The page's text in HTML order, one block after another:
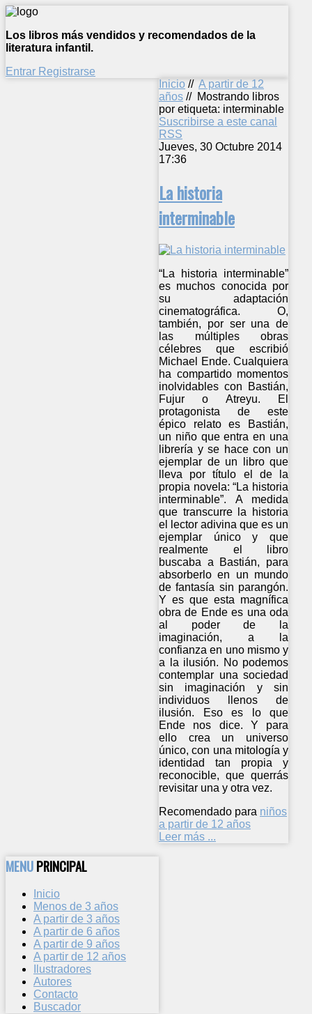
Los libros más vendidos y recomendados de la
literatura infantil.
Entrar Registrarse
Inicio // A partir de 12
años // Mostrando libros
por etiqueta: interminable
Suscribirse a este canal
RSS
Jueves, 30 Octubre 2014
17:36
La historia
interminable
“La historia interminable”
es muchos conocida por
su adaptación
cinematográfica. O,
también, por ser una de
las múltiples obras
célebres que escribió
Michael Ende. Cualquiera
ha compartido momentos
inolvidables con Bastián,
Fujur o Atreyu. El
protagonista de este
épico relato es Bastián,
un niño que entra en una
librería y se hace con un
ejemplar de un libro que
lleva por título el de la
propia novela: “La historia
interminable”. A medida
que transcurre la historia
el lector adivina que es un
ejemplar único y que
realmente el libro
buscaba a Bastián, para
absorberlo en un mundo
de fantasía sin parangón.
Y es que esta magnífica
obra de Ende es una oda
al poder de la
imaginación, a la
confianza en uno mismo y
a la ilusión. No podemos
contemplar una sociedad
sin imaginación y sin
individuos llenos de
ilusión. Eso es lo que
Ende nos dice. Y para
ello crea un universo
único, con una mitología y
identidad tan propia y
reconocible, que querrás
revisitar una y otra vez.
Recomendado para niños
a partir de 12 años
Leer más ...
MENUPRINCIPAL
Inicio
Menos de 3 años
A partir de 3 años
A partir de 6 años
A partir de 9 años
A partir de 12 años
Ilustradores
Autores
Contacto
Buscador